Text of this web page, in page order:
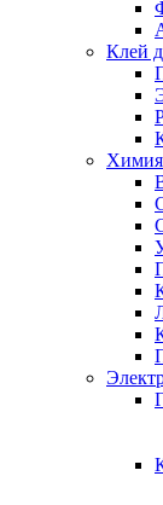
Клей
Химия